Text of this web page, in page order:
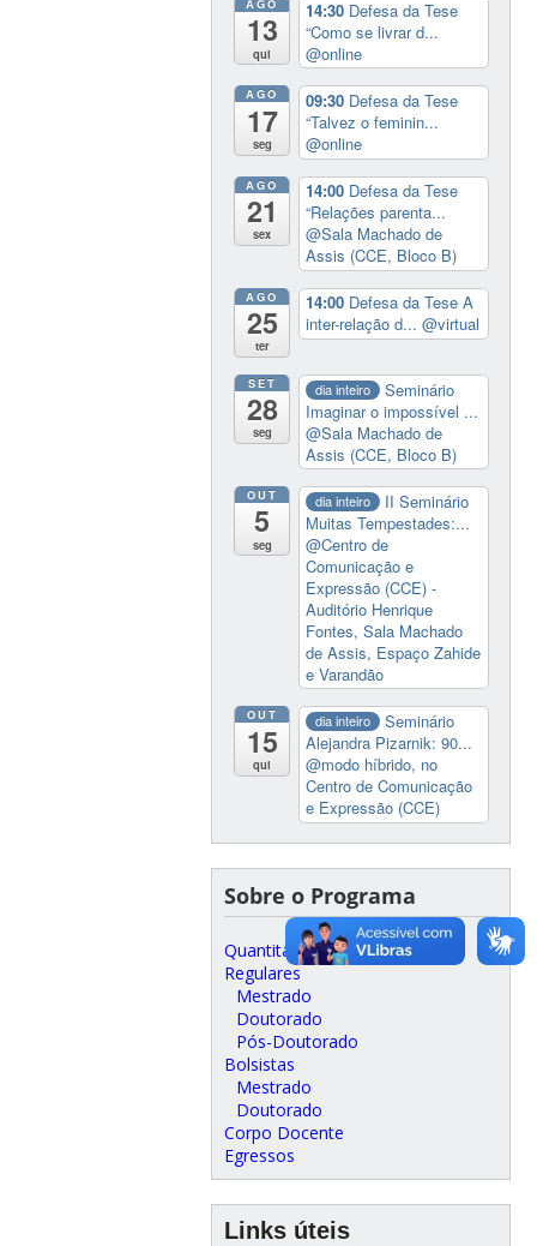
AGO
13
qui
14:30 Defesa da Tese
“Como se livrar d...
@online
AGO
17
seg
09:30 Defesa da Tese
“Talvez o feminin...
@online
AGO
21
sex
14:00 Defesa da Tese
“Relações parenta...
@Sala Machado de
Assis (CCE, Bloco B)
AGO
25
ter
14:00 Defesa da Tese A
inter-relação d...@virtual
SET
28
seg
dia inteiro
Seminário
Imaginar o impossível ...
@Sala Machado de
Assis (CCE, Bloco B)
OUT
5
seg
dia inteiro
II Seminário
Muitas Tempestades:...
@Centro de
Comunicação e
Expressão (CCE) -
Auditório Henrique
Fontes, Sala Machado
de Assis, Espaço Zahide
e Varandão
OUT
15
qui
dia inteiro
Seminário
Alejandra Pizarnik: 90...
@modo híbrido, no
Centro de Comunicação
e Expressão (CCE)
Sobre o Programa
Quantitativos
Regulares
Mestrado
Doutorado
Pós-Doutorado
Bolsistas
Mestrado
Doutorado
Corpo Docente
Egressos
Links úteis